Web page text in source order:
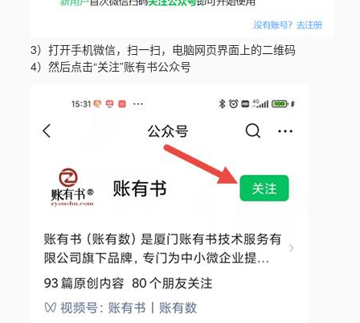
3）打开手机微信，扫一扫，电脑网页界面上的二维码
4）然后点击“关注”账有书公众号